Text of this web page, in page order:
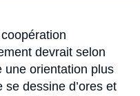
devrait selon
une orientation plus
dessine d’ores et